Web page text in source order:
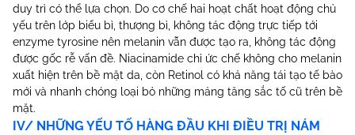
duy trì có thể lựa chọn. Do cơ chế hai hoạt chất hoạt động chủ
yếu trên lớp biểu bì, thượng bì, không tác động trực tiếp tới
enzyme tyrosine nên melanin vẫn được tạo ra, không tác động
được gốc rễ vấn đề. Niacinamide chỉ ức chế không cho melanin
xuất hiện trên bề mặt da, còn Retinol có khả năng tái tạo tế bào
mới và nhanh chóng loại bỏ những mảng tăng sắc tố cũ trên bề
mặt.
IV/ NHỮNG YẾU TỐ HÀNG ĐẦU KHI ĐIỀU TRỊ NÁM